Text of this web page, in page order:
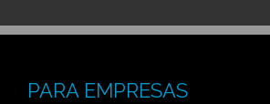
PARA EMPRESAS